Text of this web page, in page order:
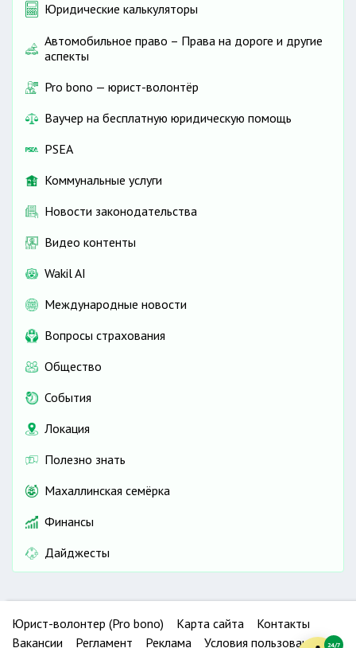
Юридические калькуляторы
Автомобильное право – Права на дороге и другие
аспекты
Pro bono — юрист-волонтёр
Ваучер на бесплатную юридическую помощь
PSEA
Коммунальные услуги
Новости законодательства
Видео контенты
Wakil AI
Международные новости
Вопросы страхования
Общество
События
Локация
Полезно знать
Махаллинская семёрка
Финансы
Дайджесты
Юрист-волонтер (Pro bono) Карта сайта
Контакты
Вакансии
Регламент Реклама Условия пользования 24/7